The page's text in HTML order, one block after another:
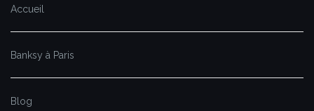
Accueil
Banksy à Paris
Blog